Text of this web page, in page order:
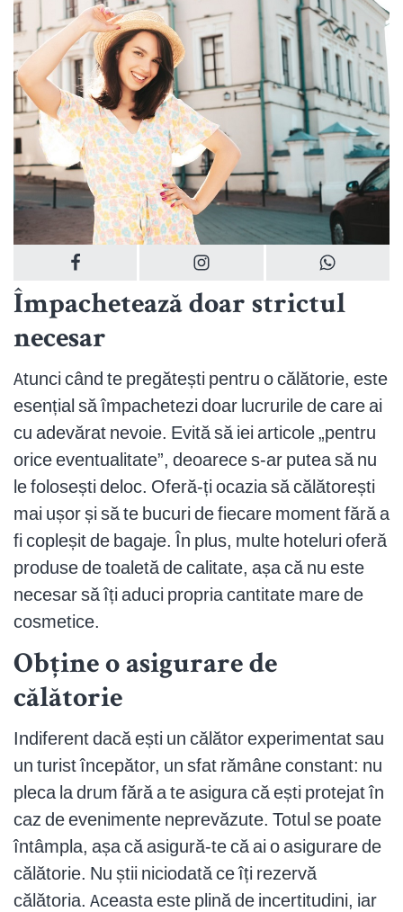
Împachetează doar strictul
necesar
Atunci când te pregătești pentru o călătorie, este
esențial să împachetezi doar lucrurile de care ai
cu adevărat nevoie. Evită să iei articole „pentru
orice eventualitate”, deoarece s-ar putea să nu
le folosești deloc. Oferă-ți ocazia să călătorești
mai ușor și să te bucuri de fiecare moment fără a
fi copleșit de bagaje. În plus, multe hoteluri oferă
produse de toaletă de calitate, așa că nu este
necesar să îți aduci propria cantitate mare de
cosmetice.
Obține o asigurare de
călătorie
Indiferent dacă ești un călător experimentat sau
un turist începător, un sfat rămâne constant: nu
pleca la drum fără a te asigura că ești protejat în
caz de evenimente neprevăzute. Totul se poate
întâmpla, așa că asigură-te că ai o asigurare de
călătorie. Nu știi niciodată ce îți rezervă
călătoria. Aceasta este plină de incertitudini, iar